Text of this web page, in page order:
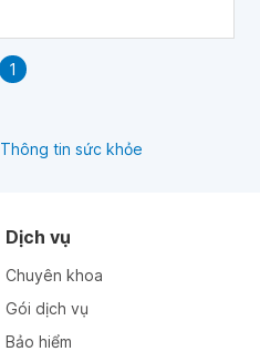
1
Thông tin sức khỏe
Dịch vụ
Chuyên khoa
Gói dịch vụ
Bảo hiểm